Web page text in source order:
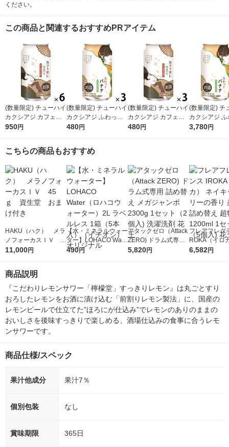
ください。
この商品と関連するおすすめPRアイテム
(数量限定) チューハイ
カクシアジ カフェオ
レ仕立て 缶 350ml 6
950円
(数量限定) チューハイ
カクシアジ ふわっと
バナナ 缶 350ml 3本
480円
(数量限定) チューハイ
カクシアジ カフェオ
レ仕立て 缶 350ml 3
480円
(数量限定) チ
カクシアジ
バナナ 缶
3,780円
こちらの商品もおすすめ
HAKU（ハク） メラ
ノフォーカスＩＶ 4
5ｇ 資生堂 おまけ
11,000円
【水・ミネラルウォー
ター】LOHACO Wate
r（ロハコウォータ
490円
アタックゼロ（Attack
ZERO) ドラム式専用
詰め替え メガジャン
5,820円
フレアフレグ
ROKA（イロ
イキッドリリ
6,582円
商品説明
『こだわりレモンサワー「檸檬堂」すっきりレモン』は丸ごとすり
おろしたレモンをお酒に漬け込む「前割りレモン製法」に、国産の
レモンピールで仕立てた”ほろにが仕込み”でレモンのありのままの
おいしさを後味すっきりで楽しめる、酒場仕込みの食事に合うレモ
ンサワーです。
商品仕様/スペック
果汁他成分 果汁7％
個別包装 なし
賞味期限 365日